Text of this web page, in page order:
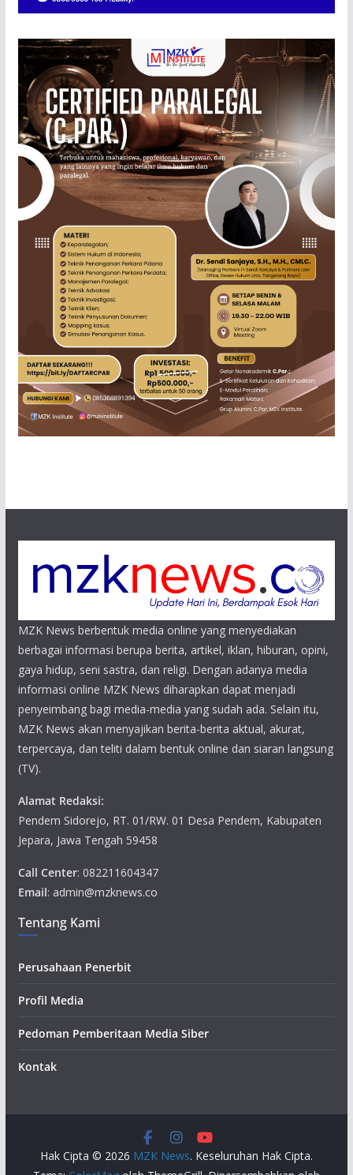
MZK News berbentuk media online yang menyediakan
berbagai informasi berupa berita, artikel, iklan, hiburan, opini,
gaya hidup, seni sastra, dan religi. Dengan adanya media
informasi online MZK News diharapkan dapat menjadi
penyeimbang bagi media-media yang sudah ada. Selain itu,
MZK News akan menyajikan berita-berita aktual, akurat,
terpercaya, dan teliti dalam bentuk online dan siaran langsung
(TV).
Alamat Redaksi:
Pendem Sidorejo, RT. 01/RW. 01 Desa Pendem, Kabupaten
Jepara, Jawa Tengah 59458
Call Center: 082211604347
Email: admin@mzknews.co
Tentang Kami
Perusahaan Penerbit
Profil Media
Pedoman Pemberitaan Media Siber
Kontak
Hak Cipta © 2026 MZK News. Keseluruhan Hak Cipta.